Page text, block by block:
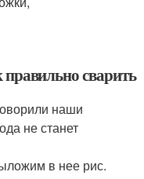
сварить
наши
не станет
в нее рис.